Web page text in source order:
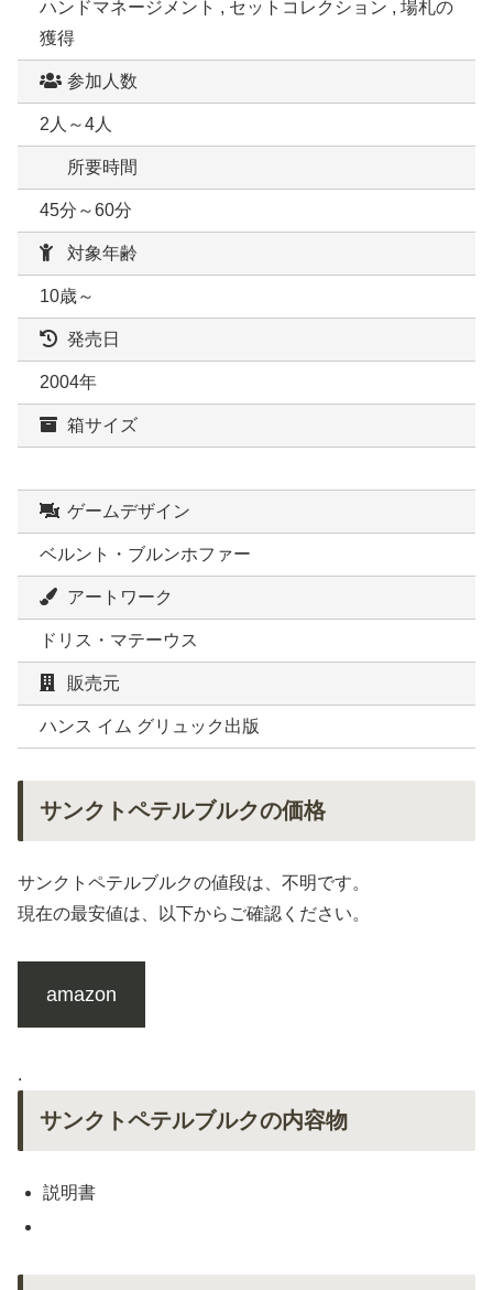
ハンドマネージメント , セットコレクション , 場札の
獲得
参加人数
2人～4人
所要時間
45分～60分
対象年齢
10歳～
発売日
2004年
箱サイズ
ゲームデザイン
ベルント・ブルンホファー
アートワーク
ドリス・マテーウス
販売元
ハンス イム グリュック出版
サンクトペテルブルクの価格
サンクトペテルブルクの値段は、不明です。
現在の最安値は、以下からご確認ください。
amazon
.
サンクトペテルブルクの内容物
説明書